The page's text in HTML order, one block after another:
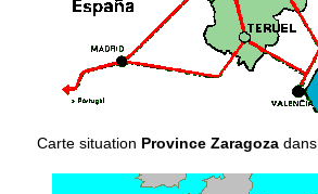
Carte situation Province Zaragozadans